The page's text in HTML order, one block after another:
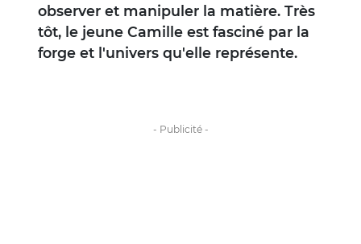
observer et manipuler la matière. Très
tôt, le jeune Camille est fasciné par la
forge et l'univers qu'elle représente.